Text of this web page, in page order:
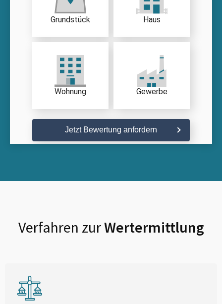
Grundstück Haus
Wohnung Gewerbe
Jetzt Bewertung anfordern
Verfahren zurWertermittlung